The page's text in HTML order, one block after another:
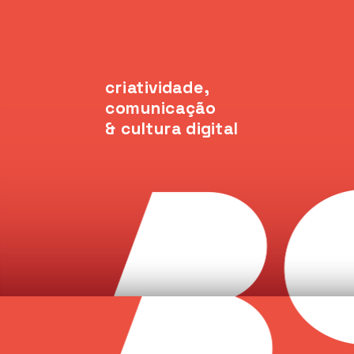
criatividade,
comunicação
& cultura digital